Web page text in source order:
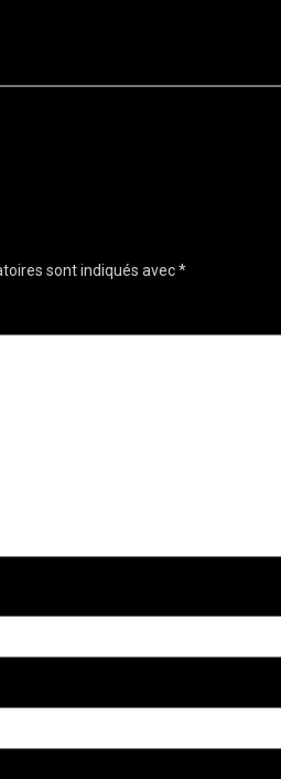
sont indiqués avec*